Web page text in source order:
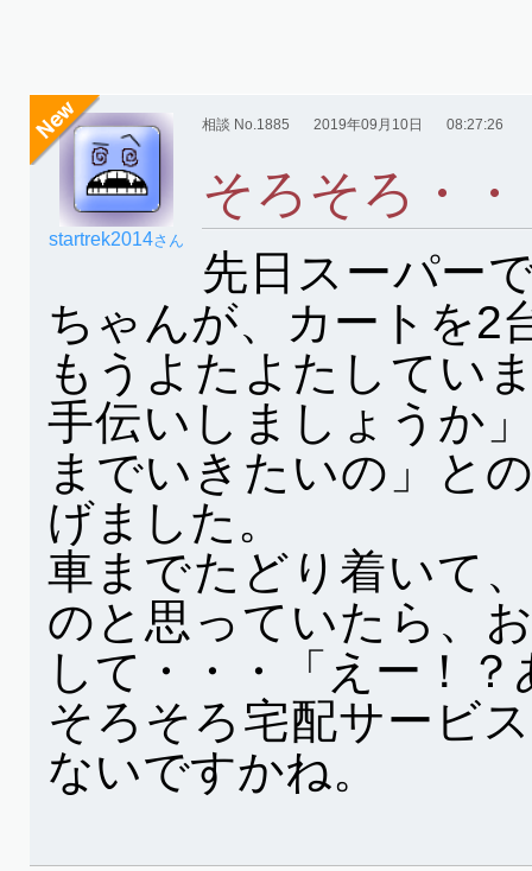
startrek2014さん
相談 No.1885 2019年09月10日 08:27:26
そろそろ・・
先日スーパー
ちゃんが、カートを2
もうよたよたしてい
手伝いしましょうか
までいきたいの」と
げました。
車までたどり着いて
のと思っていたら、
して・・・「えー！
そろそろ宅配サービ
ないですかね。